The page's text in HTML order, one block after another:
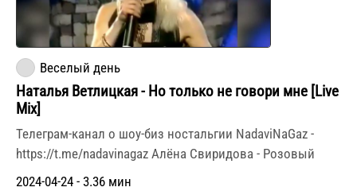
Веселый день
Наталья Ветлицкая - Но только не говори мне [Live
Mix]
Телеграм-канал о шоу-биз ностальгии NadaviNaGaz -
https://t.me/nadavinagaz Алёна Свиридова - Розовый
2024-04-24 - 3.36 мин